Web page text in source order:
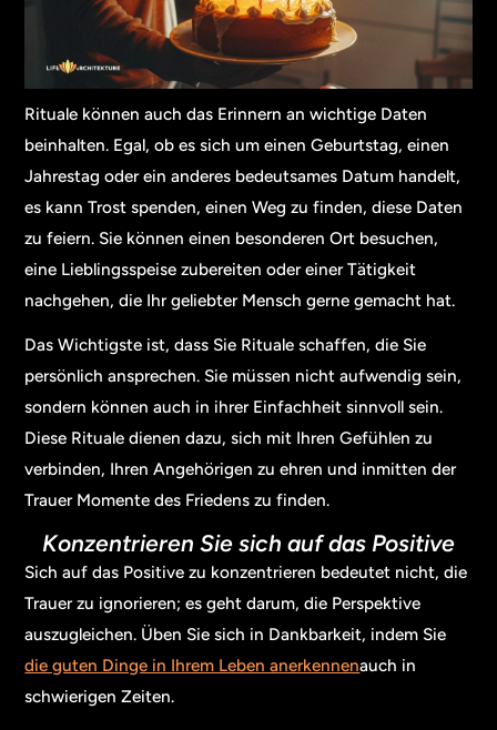
Rituale können auch das Erinnern an wichtige Daten
beinhalten. Egal, ob es sich um einen Geburtstag, einen
Jahrestag oder ein anderes bedeutsames Datum handelt,
es kann Trost spenden, einen Weg zu finden, diese Daten
zu feiern. Sie können einen besonderen Ort besuchen,
eine Lieblingsspeise zubereiten oder einer Tätigkeit
nachgehen, die Ihr geliebter Mensch gerne gemacht hat.
Das Wichtigste ist, dass Sie Rituale schaffen, die Sie
persönlich ansprechen. Sie müssen nicht aufwendig sein,
sondern können auch in ihrer Einfachheit sinnvoll sein.
Diese Rituale dienen dazu, sich mit Ihren Gefühlen zu
verbinden, Ihren Angehörigen zu ehren und inmitten der
Trauer Momente des Friedens zu finden.
Konzentrieren Sie sich auf das Positive
Sich auf das Positive zu konzentrieren bedeutet nicht, die
Trauer zu ignorieren; es geht darum, die Perspektive
auszugleichen. Üben Sie sich in Dankbarkeit, indem Sie
die guten Dinge in Ihrem Leben anerkennenauch in
schwierigen Zeiten.